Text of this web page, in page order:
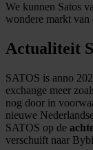
We kunnen Satos
wondere markt van
Actualiteit
SATOS is anno
exchange meer
nog door in
nieuwe
SATOS op de
verschuift naar